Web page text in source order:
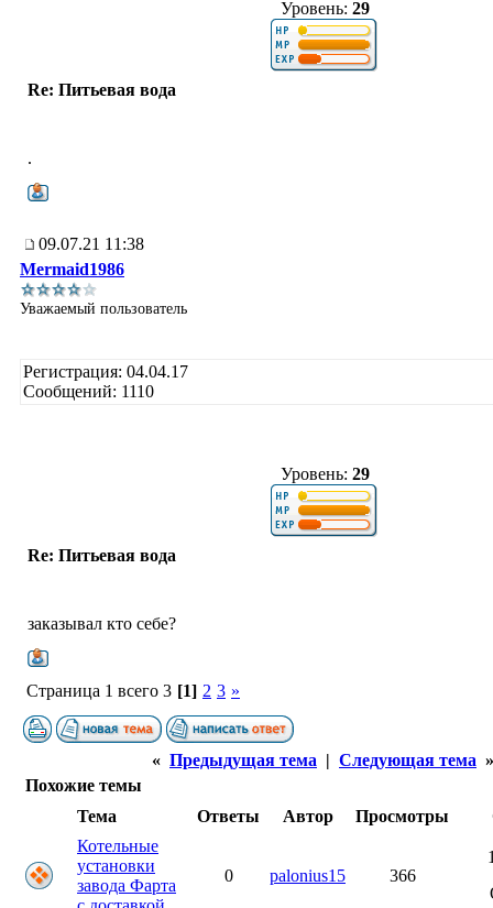
Уровень: 29
Re: Питьевая вода
.
09.07.21 11:38
Mermaid1986
Уважаемый пользователь
Регистрация: 04.04.17
Сообщений: 1110
Уровень: 29
Re: Питьевая вода
заказывал кто себе?
Страница 1 всего 3 [1] 2 3 »
« Предыдущая тема | Следующая тема »
Похожие темы
Тема
Ответы Автор Просмотры
Котельные
установки
завода Фарта
0 palonius15 366